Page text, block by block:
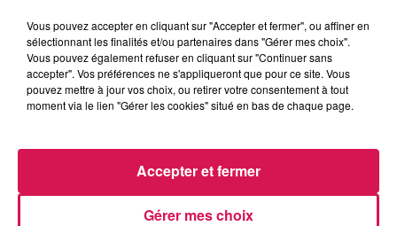
Tarification*
Vous pouvez accepter en cliquant sur "Accepter et fermer", ou affiner en
sélectionnant les finalités et/ou partenaires dans "Gérer mes choix".
Vous pouvez également refuser en cliquant sur "Continuer sans
accepter". Vos préférences ne s'appliqueront que pour ce site. Vous
pouvez mettre à jour vos choix, ou retirer votre consentement à tout
moment via le lien "Gérer les cookies" situé en bas de chaque page.
Gérer mes choix
Accepter et fermer